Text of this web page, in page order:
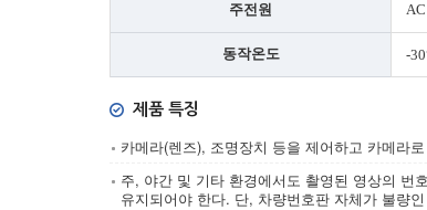
주전원
동작온도 -
제품 특징
카메라(렌즈), 조명장치 등을 제어하고 카메라
주, 야간 및 기타 환경에서도 촬영된 영상의 번
유지되어야 한다. 단, 차량번호판 자체가 불량